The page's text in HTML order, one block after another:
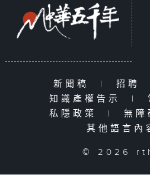
新聞稿 | 招聘
知識產權告示
|
私隱政策
| 無障
其他語言內
© 2026